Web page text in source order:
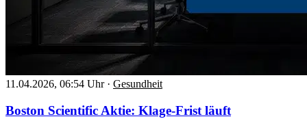
11.04.2026, 06:54 Uhr · Gesundheit
Boston Scientific Aktie: Klage-Frist läuft